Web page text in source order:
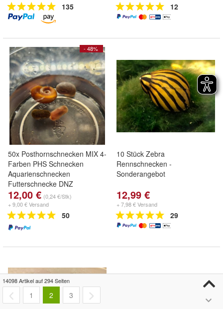
135 12
- 48%
50x Posthornschnecken MIX 4-
Farben PHS Schnecken
Aquarienschnecken
Futterschnecke DNZ
12,00 € (0,24 €/Stk)
+ 9,00 € Versand
50
10 Stück Zebra
Rennschnecken -
Sonderangebot
12,99 €
+ 7,98 € Versand
29
14098 Artikel auf 294 Seiten
1 2 3